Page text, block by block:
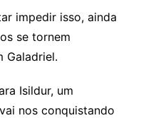
impedir isso, ainda
se tornem
Galadriel.
Isildur, um
nos conquistando